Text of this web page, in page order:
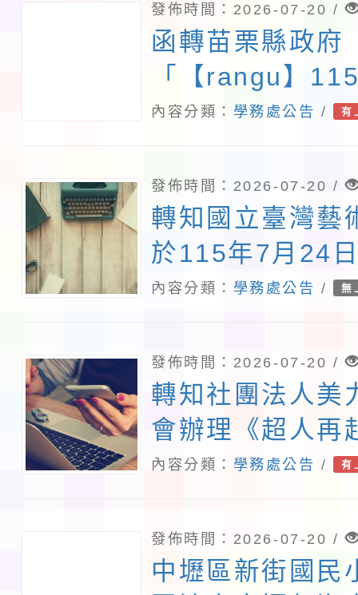
發佈時間：2026-07-20 /
函轉苗栗縣政府
「【rangu】
屆全國原住民族
內容分類： 學務處公告 / 有
發佈時間：2026-07-20 /
轉知國立臺灣藝
於115年7月24
五）及8月6日（
研討會」，即日
免費報名，鼓勵
加，請查照。
內容分類： 學務處公告 / 無
發佈時間：2026-07-20 /
轉知社團法人美
會辦理《超人再
500場放映活動
內容分類： 學務處公告 / 有
發佈時間：2026-07-20 /
中壢區新街國民